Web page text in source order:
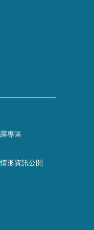
專區
形資訊公開